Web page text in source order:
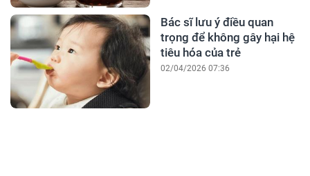
Bác sĩ lưu ý điều quan
trọng để không gây hại hệ
tiêu hóa của trẻ
02/04/2026 07:36